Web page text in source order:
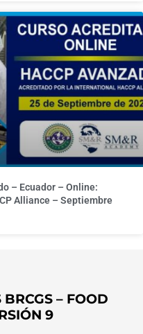
– Ecuador – Online:
Alliance – Septiembre
– FOOD
9